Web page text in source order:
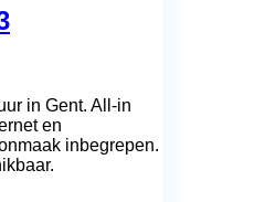
in Gent. All-in
en
inbegrepen.